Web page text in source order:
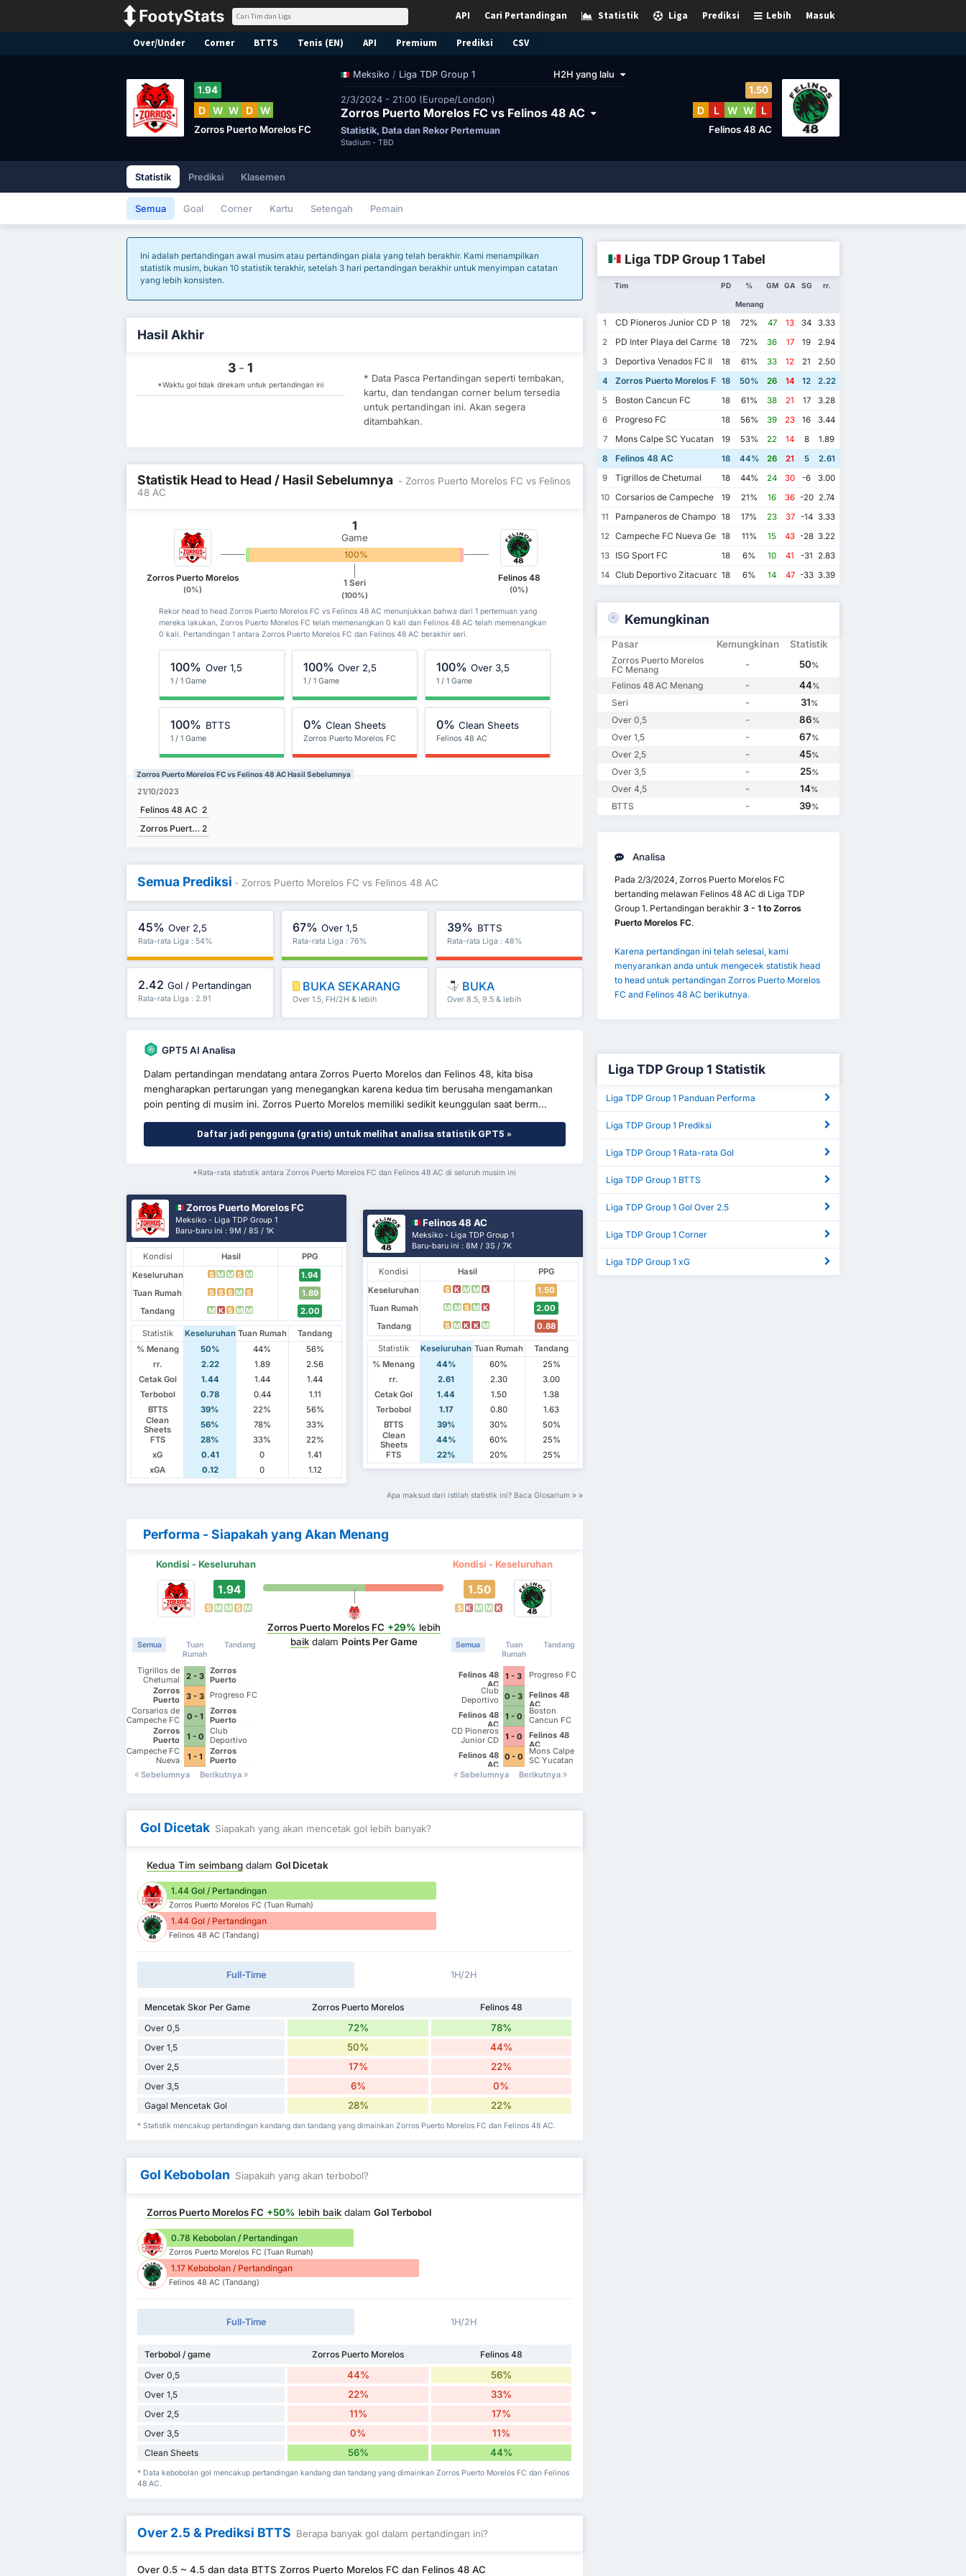
Masuk
Lebih
Prediksi
Liga
Statistik
Cari Pertandingan
API
Over/Under Corner BTTS Tenis (EN) API Premium Prediksi CSV
Meksiko / Liga TDP Group 1 H2H yang lalu
2/3/2024 - 21:00 (Europe/London)
Zorros Puerto Morelos FC vs Felinos 48 AC
Statistik, Data dan Rekor Pertemuan
Stadium - TBD
1.94
D W W D W
Zorros Puerto Morelos FC
1.50
D L W W L
Felinos 48 AC
Statistik Prediksi Klasemen
Semua Goal Corner Kartu Setengah Pemain
Ini adalah pertandingan awal musim atau pertandingan piala yang telah berakhir. Kami menampilkan
statistik musim, bukan 10 statistik terakhir, setelah 3 hari pertandingan berakhir untuk menyimpan catatan
yang lebih konsisten.
Hasil Akhir
3 - 1
*Waktu gol tidak direkam untuk pertandingan ini
* Data Pasca Pertandingan seperti tembakan,
kartu, dan tendangan corner belum tersedia
untuk pertandingan ini. Akan segera
ditambahkan.
Statistik Head to Head / Hasil Sebelumnya - Zorros Puerto Morelos FC vs Felinos
48 AC
Zorros Puerto Morelos
(0%)
1
Game
100% 0%
1 Seri
(100%)
Felinos 48
(0%)
Rekor head to head Zorros Puerto Morelos FC vs Felinos 48 AC menunjukkan bahwa dari 1 pertemuan yang
mereka lakukan, Zorros Puerto Morelos FC telah memenangkan 0 kali dan Felinos 48 AC telah memenangkan
0 kali. Pertandingan 1 antara Zorros Puerto Morelos FC dan Felinos 48 AC berakhir seri.
100% Over 1,5
1 / 1 Game
100% Over 2,5
1 / 1 Game
100% Over 3,5
1 / 1 Game
100% BTTS
1 / 1 Game
0% Clean Sheets
Zorros Puerto Morelos FC
0% Clean Sheets
Felinos 48 AC
Zorros Puerto Morelos FC vs Felinos 48 AC Hasil Sebelumnya
21/10/2023
Felinos 48 AC 2
Zorros Puerto Morelos FC 2
Semua Prediksi - Zorros Puerto Morelos FC vs Felinos 48 AC
45% Over 2,5
Rata-rata Liga : 54%
67% Over 1,5
Rata-rata Liga : 76%
39% BTTS
Rata-rata Liga : 48%
2.42 Gol / Pertandingan
Rata-rata Liga : 2.91
BUKA SEKARANG
Over 1.5, FH/2H & lebih
BUKA
Over 8.5, 9.5 & lebih
GPT5 AI Analisa
Dalam pertandingan mendatang antara Zorros Puerto Morelos dan Felinos 48, kita bisa
mengharapkan pertarungan yang menegangkan karena kedua tim berusaha mengamankan
poin penting di musim ini. Zorros Puerto Morelos memiliki sedikit keunggulan saat berm...
Daftar jadi pengguna (gratis) untuk melihat analisa statistik GPT5 »
*Rata-rata statistik antara Zorros Puerto Morelos FC dan Felinos 48 AC di seluruh musim ini
Zorros Puerto Morelos FC
Meksiko - Liga TDP Group 1
Baru-baru ini : 9M / 8S / 1K
Kondisi Hasil
PPG
Keseluruhan
S M M S M
1.94
Tuan Rumah
S S S M S
1.89
Tandang
M K S M M 2.00
Statistik Keseluruhan Tuan Rumah
Tandang
% Menang
50% 44%
56%
rr.
2.22 1.89
2.56
Cetak Gol
1.44 1.44
1.44
Terbobol
0.78 0.44
1.11
BTTS
39% 22%
56%
Clean
Sheets
56% 78%
33%
FTS
28% 33%
22%
xG
0.41 0
1.41
xGA
0.12 0 1.12
Felinos 48 AC
Meksiko - Liga TDP Group 1
Baru-baru ini : 8M / 3S / 7K
Kondisi Hasil
PPG
Keseluruhan
S K M M K
1.50
Tuan Rumah
M M S M K
2.00
Tandang
S M K K M 0.88
Statistik Keseluruhan Tuan Rumah
Tandang
% Menang
44% 60%
25%
rr.
2.61 2.30
3.00
Cetak Gol
1.44 1.50
1.38
Terbobol
1.17 0.80
1.63
BTTS
39% 30%
50%
Clean
Sheets
44% 60%
25%
FTS
22% 20% 25%
Apa maksud dari istilah statistik ini? Baca Glosarium
Performa - Siapakah yang Akan Menang
Kondisi - Keseluruhan Kondisi - Keseluruhan
1.94
S M M S M
Semua
Tuan
Rumah
Tandang
Tigrillos de
Chetumal
2 - 3
Zorros
Puerto
Zorros
Puerto
Morelos FC
3 - 3
Progreso FC
Corsarios de
Campeche FC
0 - 1
Zorros
Puerto
Morelos FC
Zorros
Puerto
Morelos FC
1 - 0
Club
Deportivo
Zitacuaro II
Campeche FC
Nueva
Generacion
1 - 1
Zorros
Puerto
Morelos FC
Sebelumnya Berikutnya
Zorros Puerto Morelos FC +29% lebih
baik dalam Points Per Game
1.50
S K M M K
Semua
Tuan
Rumah
Tandang
Felinos 48
AC
1 - 3
Progreso FC
Club
Deportivo
Zitacuaro II
0 - 3
Felinos 48
AC
Felinos 48
AC
1 - 0
Boston
Cancun FC
CD Pioneros
Junior CD
Pioneros de
Cancun II
1 - 0
Felinos 48
AC
Felinos 48
AC
0 - 0
Mons Calpe
SC Yucatan
Sebelumnya
Berikutnya
Gol Dicetak Siapakah yang akan mencetak gol lebih banyak?
Kedua Tim seimbang dalamGol Dicetak
1.44 Gol / Pertandingan
Zorros Puerto Morelos FC (Tuan Rumah)
1.44 Gol / Pertandingan
Felinos 48 AC (Tandang)
Full-Time 1H/2H
Mencetak Skor Per Game Zorros Puerto Morelos
Felinos 48
Over 0,5
72% 78%
Over 1,5 50% 44%
Over 2,5 17% 22%
Over 3,5 6% 0%
Gagal Mencetak Gol 28% 22%
* Statistik mencakup pertandingan kandang dan tandang yang dimainkan Zorros Puerto Morelos FC dan Felinos 48 AC.
Gol Kebobolan Siapakah yang akan terbobol?
Zorros Puerto Morelos FC +50% lebih baik dalamGol Terbobol
0.78 Kebobolan / Pertandingan
Zorros Puerto Morelos FC (Tuan Rumah)
1.17 Kebobolan / Pertandingan
Felinos 48 AC (Tandang)
Full-Time 1H/2H
Terbobol / game Zorros Puerto Morelos
Felinos 48
Over 0,5
44% 56%
Over 1,5 22% 33%
Over 2,5 11% 17%
Over 3,5 0% 11%
Clean Sheets 56% 44%
* Data kebobolan gol mencakup pertandingan kandang dan tandang yang dimainkan Zorros Puerto Morelos FC dan Felinos
48 AC.
Over 2.5 & Prediksi BTTS Berapa banyak gol dalam pertandingan ini?
Over 0.5 ~ 4.5 dan data BTTS Zorros Puerto Morelos FC dan Felinos 48 AC
Liga TDP Group 1 Tabel
Tim PD %
Menang
GM GA SG rr.
1 CD Pioneros Junior CD Pioneros de Cancun II
18 72% 47 13 34
3.33
2
PD Inter Playa del Carmen AC II
18 72% 36 17 19
2.94
3
Deportiva Venados FC II 18 61% 33 12 21
2.50
4
Zorros Puerto Morelos FC18 50% 26 14 12
2.22
5
Boston Cancun FC 18 61% 38 21 17
3.28
6
Progreso FC 18 56% 39 23 16
3.44
7
Mons Calpe SC Yucatan 19 53% 22 14 8
1.89
8
Felinos 48 AC 18 44% 26 21 5
2.61
9
Tigrillos de Chetumal 18 44% 24 30 -6
3.00
10 Corsarios de Campeche FC19 21% 16 36 -20 2.74
11
Pampaneros de Champoton FC
18 17% 23 37 -14 3.33
12
Campeche FC Nueva Generacion
18 11% 15 43 -28 3.22
13
ISG Sport FC 18 6% 10 41 -31 2.83
14 Club Deportivo Zitacuaro II18 6% 14 47 -33 3.39
Kemungkinan
Pasar Kemungkinan Statistik
Zorros Puerto Morelos
FC Menang
- 50%
Felinos 48 AC Menang - 44%
Seri - 31%
Over 0,5 - 86%
Over 1,5 - 67%
Over 2,5 - 45%
Over 3,5 - 25%
Over 4,5 - 14%
BTTS - 39%
Analisa
Pada 2/3/2024, Zorros Puerto Morelos FC
bertanding melawan Felinos 48 AC di Liga TDP
Group 1. Pertandingan berakhir 3 - 1 to Zorros
Puerto Morelos FC.
Karena pertandingan ini telah selesai, kami
menyarankan anda untuk mengecek statistik head
to head untuk pertandingan Zorros Puerto Morelos
FC and Felinos 48 AC berikutnya.
Liga TDP Group 1 Statistik
Liga TDP Group 1 Panduan Performa
Liga TDP Group 1 Prediksi
Liga TDP Group 1 Rata-rata Gol
Liga TDP Group 1 BTTS
Liga TDP Group 1 Gol Over 2.5
Liga TDP Group 1 Corner
Liga TDP Group 1 xG